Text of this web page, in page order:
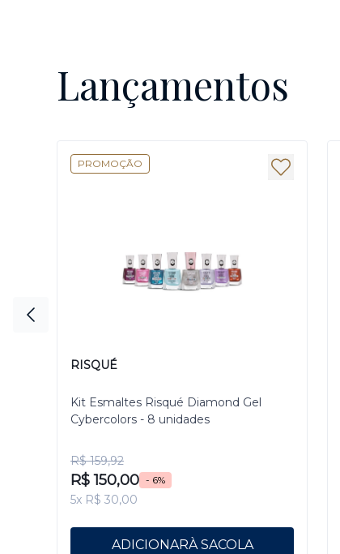
Lançamentos
PROMOÇÃO
RISQUÉ
Kit Esmaltes Risqué Diamond Gel
Cybercolors - 8 unidades
R$ 159,92
R$ 150,00 - 6%
5x R$ 30,00
ADICIONAR